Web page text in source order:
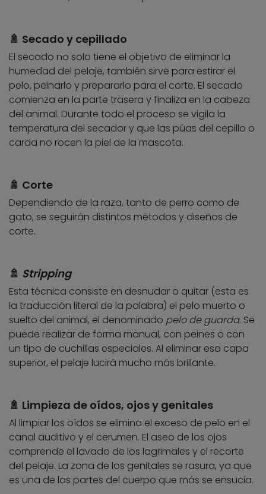
🚿 Secado y cepillado
El secado no solo tiene el objetivo de eliminar la
humedad del pelaje, también sirve para estirar el
pelo, peinarlo y prepararlo para el corte. El secado
comienza en la parte trasera y finaliza en la cabeza
del animal. Durante todo el proceso se vigila la
temperatura del secador y que las púas del cepillo o
carda no rocen la piel de la mascota.
🚿 Corte
Dependiendo de la raza, tanto de perro como de
gato, se seguirán distintos métodos y diseños de
corte.
🚿 Stripping
Esta técnica consiste en desnudar o quitar (esta es
la traducción literal de la palabra) el pelo muerto o
suelto del animal, el denominado pelo de guarda. Se
puede realizar de forma manual, con peines o con
un tipo de cuchillas especiales. Al eliminar esa capa
superior, el pelaje lucirá mucho más brillante.
🚿 Limpieza de oídos, ojos y genitales
Al limpiar los oídos se elimina el exceso de pelo en el
canal auditivo y el cerumen. El aseo de los ojos
comprende el lavado de los lagrimales y el recorte
del pelaje. La zona de los genitales se rasura, ya que
es una de las partes del cuerpo que más se ensucia.